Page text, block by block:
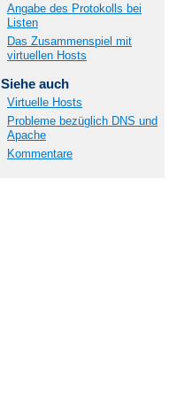
Angabe des Protokolls bei
Listen
Das Zusammenspiel mit
virtuellen Hosts
Siehe auch
Virtuelle Hosts
Probleme bezüglich DNS und
Apache
Kommentare